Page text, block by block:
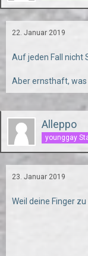
22. Januar 2019
Auf jeden Fall nicht
Aber ernsthaft, was
Alleppo
younggay
23. Januar 2019
Weil deine Finger zu